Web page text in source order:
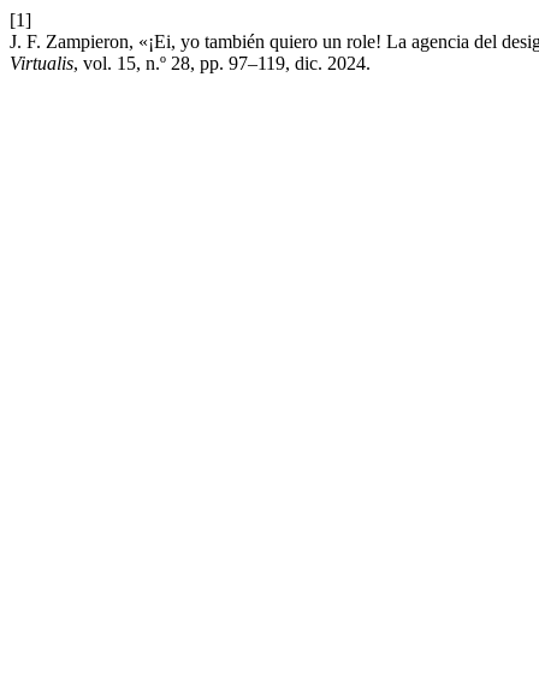
[1]
J. F. Zampieron, «¡Ei, yo también quiero un role! La agencia del
Virtualis, vol. 15, n.º 28, pp. 97–119, dic. 2024.